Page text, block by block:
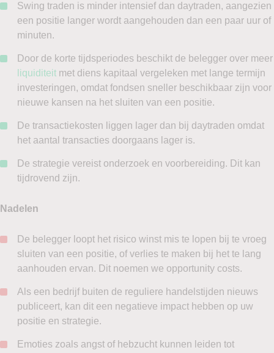
Swing traden is minder intensief dan daytraden, aangezien
een positie langer wordt aangehouden dan een paar uur of
minuten.
Door de korte tijdsperiodes beschikt de belegger over meer
liquiditeit met diens kapitaal vergeleken met lange termijn
investeringen, omdat fondsen sneller beschikbaar zijn voor
nieuwe kansen na het sluiten van een positie.
De transactiekosten liggen lager dan bij daytraden omdat
het aantal transacties doorgaans lager is.
De strategie vereist onderzoek en voorbereiding. Dit kan
tijdrovend zijn.
Nadelen
De belegger loopt het risico winst mis te lopen bij te vroeg
sluiten van een positie, of verlies te maken bij het te lang
aanhouden ervan. Dit noemen we opportunity costs.
Als een bedrijf buiten de reguliere handelstijden nieuws
publiceert, kan dit een negatieve impact hebben op uw
positie en strategie.
Emoties zoals angst of hebzucht kunnen leiden tot